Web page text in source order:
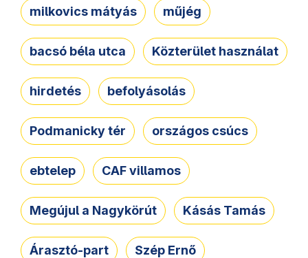
milkovics mátyás műjég
bacsó béla utca Közterület használat
hirdetés befolyásolás
Podmanicky tér országos csúcs
ebtelep CAF villamos
Megújul a Nagykörút Kásás Tamás
Árasztó-part Szép Ernő